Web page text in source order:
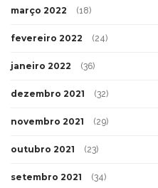
março 2022 (18)
fevereiro 2022 (24)
janeiro 2022 (36)
dezembro 2021 (32)
novembro 2021 (29)
outubro 2021 (23)
setembro 2021 (34)